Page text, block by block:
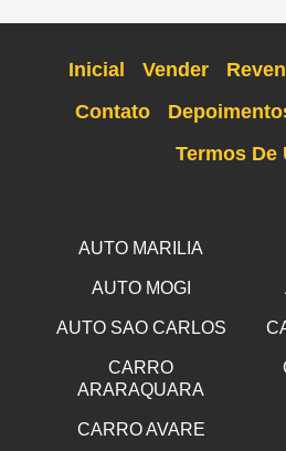
Inicial Vender
Contato
Termos De
AUTO MARILIA
AUTO MOGI
AUTO SAO CARLOS
CARRO
ARARAQUARA
CARRO AVARE